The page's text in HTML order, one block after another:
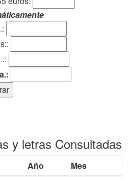
y letras Consultadas
Año
Mes